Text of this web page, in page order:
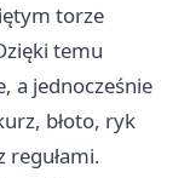
torze
temu
a jednocześnie
błoto, ryk
regułami.